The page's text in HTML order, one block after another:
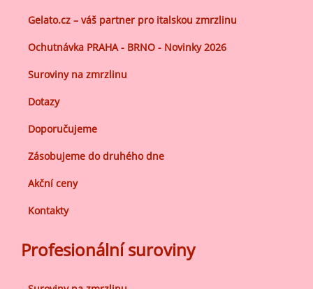
Gelato.cz – váš partner pro italskou zmrzlinu
Ochutnávka PRAHA - BRNO - Novinky 2026
Suroviny na zmrzlinu
Dotazy
Doporučujeme
Zásobujeme do druhého dne
Akční ceny
Kontakty
Profesionální suroviny